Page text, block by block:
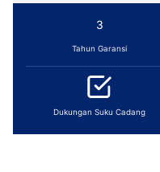
3
Tahun Garansi
Dukungan Suku Cadang